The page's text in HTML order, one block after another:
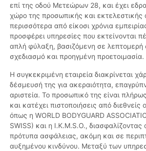
επί της οδού Μετεώρων 28, και έχει
χώρο της προσωπικής και
περισσότερα από είκοσι χρόνια
προσφέρει υπηρεσίες που εκτείνονται
απλή φύλαξη, βασιζόμενη σε λεπτομερή
σχεδιασμό και προηγμένη προετοιμασία.
Η συγκεκριμένη εταιρεία διακρίνεται
δέσμευσή της για ακεραιότητα,
αριστεία. Το προσωπικό της είναι
και κατέχει πιστοποιήσεις από διεθνείς
όπως η WORLD BODYGUARD
SWISS) και η I.K.M.S.O., διασφαλίζοντας
πρότυπα ασφάλειας, ακόμη και σε
αυξημένου κινδύνου. Μεταξύ των